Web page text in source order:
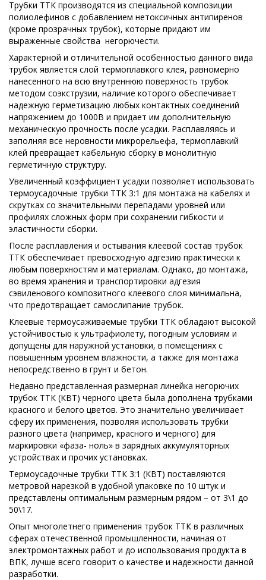
Трубки ТТК производятся из специальной композиции
полиолефинов с добавлением нетоксичных антипиренов
(кроме прозрачных трубок), которые придают им
выраженные свойства негорючести.
Характерной и отличительной особенностью данного вида
трубок является слой термоплавкого клея, равномерно
нанесенного на всю внутреннюю поверхность трубок
методом соэкструзии, наличие которого обеспечивает
надежную герметизацию любых контактных соединений
напряжением до 1000В и придает им дополнительную
механическую прочность после усадки. Расплавляясь и
заполняя все неровности микрорельефа, термоплавкий
клей превращает кабельную сборку в монолитную
герметичную структуру.
Увеличенный коэффициент усадки позволяет использовать
термоусадочные трубки ТТК 3:1 для монтажа на кабелях и
скрутках со значительными перепадами уровней или
профилях сложных форм при сохранении гибкости и
эластичности сборки.
После расплавления и остывания клеевой состав трубок
ТТК обеспечивает превосходную адгезию практически к
любым поверхностям и материалам. Однако, до монтажа,
во время хранения и транспортировки адгезия
сэвиленового композитного клеевого слоя минимальна,
что предотвращает самослипание трубок.
Клеевые термоусаживаемые трубки ТТК обладают высокой
устойчивостью к ультрафиолету, погодным условиям и
допущены для наружной установки, в помещениях с
повышенным уровнем влажности, а также для монтажа
непосредственно в грунт и бетон.
Недавно представленная размерная линейка негорючих
трубок ТТК (КВТ) черного цвета была дополнена трубками
красного и белого цветов. Это значительно увеличивает
сферу их применения, позволяя использовать трубки
разного цвета (например, красного и черного) для
маркировки «фаза- ноль» в зарядных аккумуляторных
устройствах и прочих установках.
Термоусадочные трубки ТТК 3:1 (КВТ) поставляются
метровой нарезкой в удобной упаковке по 10 штук и
представлены оптимальным размерным рядом – от 3\1 до
50\17.
Опыт многолетнего применения трубок ТТК в различных
сферах отечественной промышленности, начиная от
электромонтажных работ и до использования продукта в
ВПК, лучше всего говорит о качестве и надежности данной
разработки.